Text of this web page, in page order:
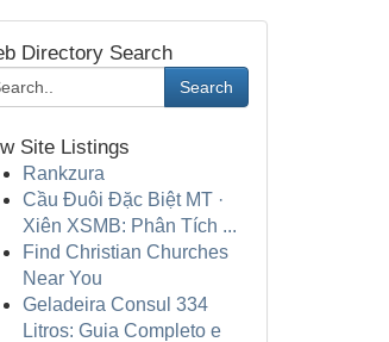
Directory Search
Search
Site Listings
Rankzura
Cầu Đuôi Đặc Biệt MT ·
Xiên XSMB: Phân Tích ...
Find Christian Churches
Near You
Geladeira Consul 334
Litros: Guia Completo e